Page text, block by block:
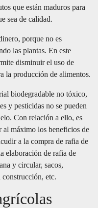
que están maduros para
sea de calidad.
porque no es
las plantas. En este
disminuir el uso de
la producción de alimentos.
biodegradable no tóxico,
y pesticidas no se pueden
Con relación a ello, es
al máximo los beneficios de
a la compra de rafia de
elaboración de rafia de
y circular, sacos,
construcción, etc.